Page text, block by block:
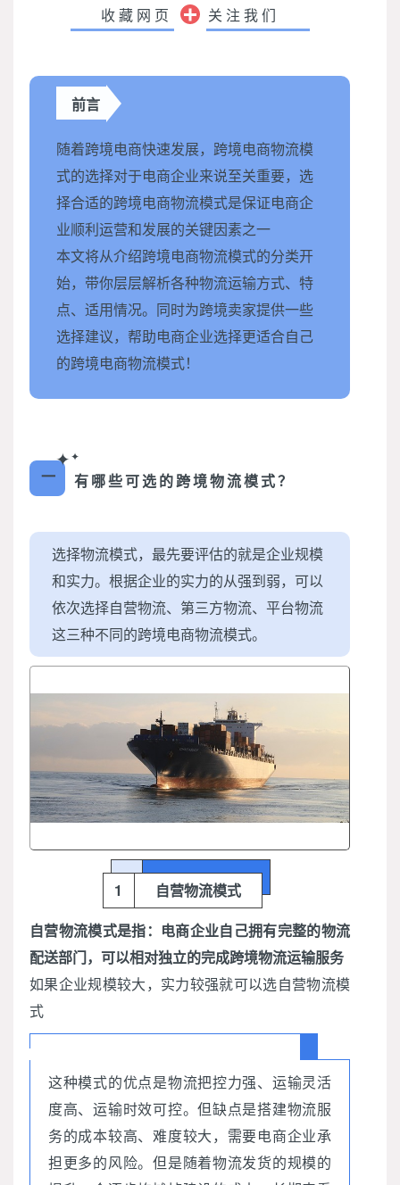
收藏网页 关注我们
前言
随着跨境电商快速发展，跨境电商物流模
式的选择对于电商企业来说至关重要，选
择合适的跨境电商物流模式是保证电商企
业顺利运营和发展的关键因素之一
本文将从介绍跨境电商物流模式的分类开
始，带你层层解析各种物流运输方式、特
点、适用情况。同时为跨境卖家提供一些
选择建议，帮助电商企业选择更适合自己
的跨境电商物流模式！
✦✦
一 有哪些可选的跨境物流模式？
选择物流模式，最先要评估的就是企业规模
和实力。根据企业的实力的从强到弱，可以
依次选择自营物流、第三方物流、平台物流
这三种不同的跨境电商物流模式。
1
自营物流模式
自营物流模式是指：电商企业自己拥有完整的物流
配送部门，可以相对独立的完成跨境物流运输服务
如果企业规模较大，实力较强就可以选自营物流模
式
这种模式的优点是物流把控力强、运输灵活
度高、运输时效可控。但缺点是搭建物流服
务的成本较高、难度较大，需要电商企业承
担更多的风险。但是随着物流发货的规模的